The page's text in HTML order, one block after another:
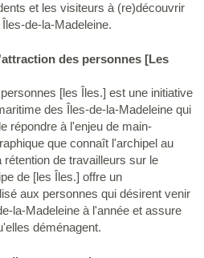
et les visiteurs à (re)découvrir
de-la-Madeleine.
des personnes [Les
[les Îles.] est une initiative
des Îles-de-la-Madeleine qui
répondre à l'enjeu de main-
que connaît l'archipel au
de travailleurs sur le
de [les Îles.] offre un
aux personnes qui désirent venir
la-Madeleine à l'année et assure
déménagent.